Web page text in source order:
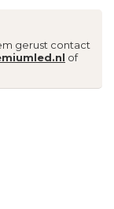
gerust contact
of